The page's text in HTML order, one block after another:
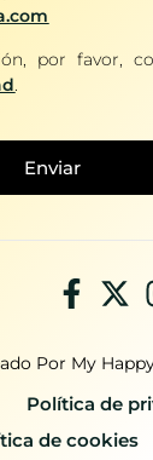
por favor,
Enviar
Por My
Política de
de cookies